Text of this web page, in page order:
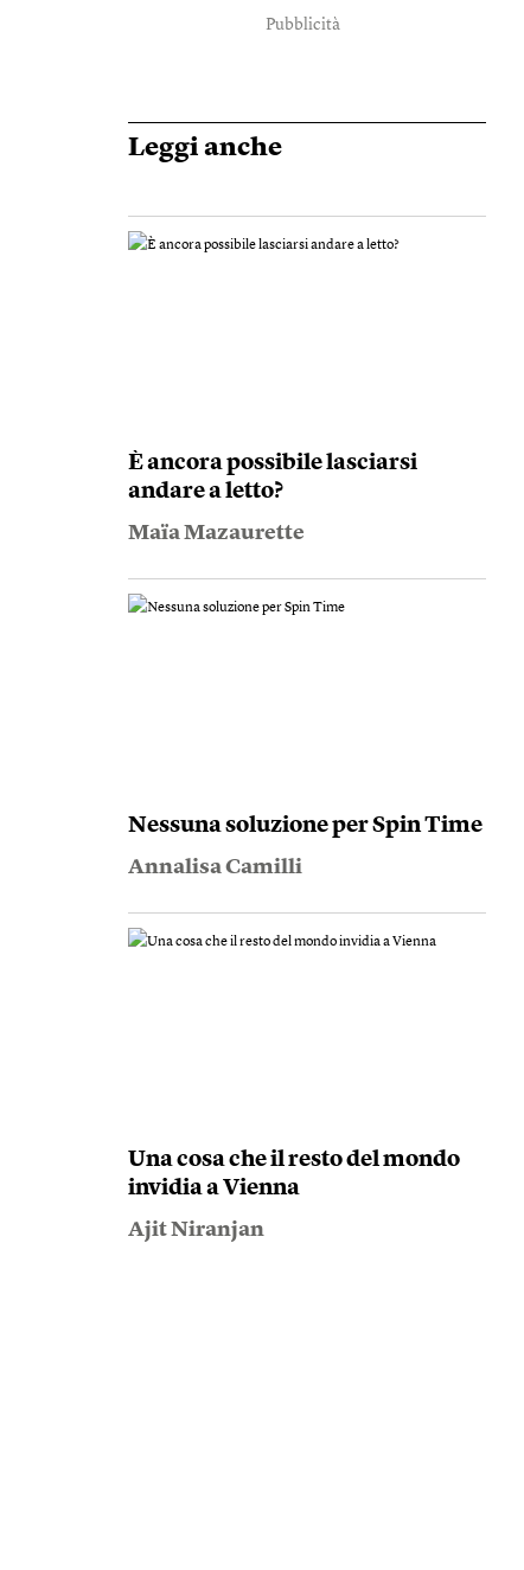
Pubblicità
Leggi anche
È ancora possibile lasciarsi
andare a letto?
Maïa Mazaurette
Nessuna soluzione per Spin Time
Annalisa Camilli
Una cosa che il resto del mondo
invidia a Vienna
Ajit Niranjan